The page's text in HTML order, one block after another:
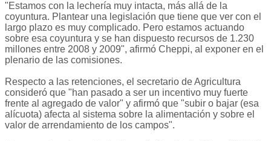
"Estamos con la lechería muy intacta, más allá de la
coyuntura. Plantear una legislación que tiene que ver con el
largo plazo es muy complicado. Pero estamos actuando
sobre esa coyuntura y se han dispuesto recursos de 1.230
millones entre 2008 y 2009", afirmó Cheppi, al exponer en el
plenario de las comisiones.
Respecto a las retenciones, el secretario de Agricultura
consideró que "han pasado a ser un incentivo muy fuerte
frente al agregado de valor" y afirmó que "subir o bajar (esa
alícuota) afecta al sistema sobre la alimentación y sobre el
valor de arrendamiento de los campos".